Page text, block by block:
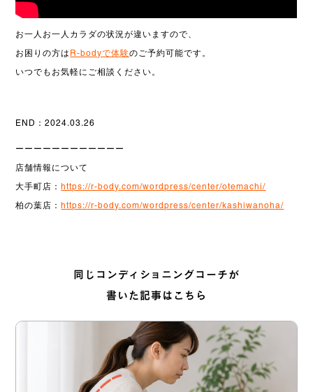
お一人お一人カラダの状況が違いますので、
お困りの方は R-bodyで体験のご予約可能です。
いつでもお気軽にご相談ください。
END：2024.03.26
ーーーーーーーーーーーー
店舗情報について
大手町店： https://r-body.com/wordpress/center/otemachi/
柏の葉店： https://r-body.com/wordpress/center/kashiwanoha/
同じコンディショニングコーチが
書いた記事はこちら